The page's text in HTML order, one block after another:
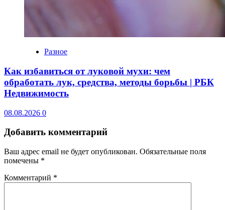
Разное
Как избавиться от луковой мухи: чем
обработать лук, средства, методы борьбы | РБК
Недвижимость
08.08.2026 0
Добавить комментарий
Ваш адрес email не будет опубликован. Обязательные поля
помечены *
Комментарий *